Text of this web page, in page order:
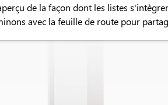
de la façon dont les listes
avec la feuille de route pour